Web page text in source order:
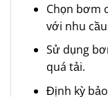
Chọn bơm
với nhu
Sử dụng
quá tải.
Định kỳ